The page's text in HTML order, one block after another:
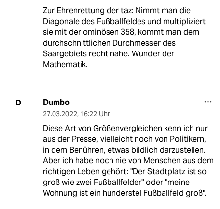
Zur Ehrenrettung der taz: Nimmt man die
Diagonale des Fußballfeldes und multipliziert
sie mit der ominösen 358, kommt man dem
durchschnittlichen Durchmesser des
Saargebiets recht nahe. Wunder der
Mathematik.
D Dumbo
27.03.2022, 16:22 Uhr
Diese Art von Größenvergleichen kenn ich nur
aus der Presse, vielleicht noch von Politikern,
in dem Benühren, etwas bildlich darzustellen.
Aber ich habe noch nie von Menschen aus dem
richtigen Leben gehört: "Der Stadtplatz ist so
groß wie zwei Fußballfelder" oder "meine
Wohnung ist ein hunderstel Fußballfeld groß".